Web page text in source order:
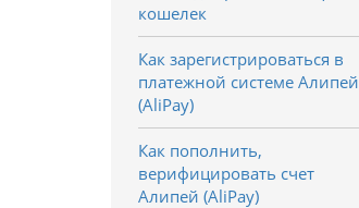
кошелек
Как зарегистрироваться в
платежной системе Алипей
(AliPay)
Как пополнить,
верифицировать счет
Алипей (AliPay)